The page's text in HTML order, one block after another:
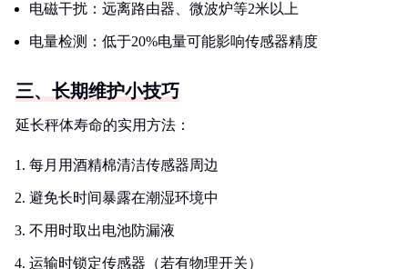
电磁干扰：远离路由器、微波炉等2米以上
电量检测：低于20%电量可能影响传感器精度
三、长期维护小技巧
延长秤体寿命的实用方法：
每月用酒精棉清洁传感器周边
避免长时间暴露在潮湿环境中
不用时取出电池防漏液
运输时锁定传感器（若有物理开关）